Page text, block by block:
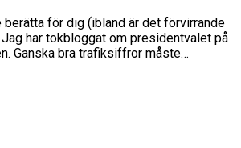
för dig (ibland är det förvirrande
har tokbloggat om presidentvalet på
Ganska bra trafiksiffror måste…